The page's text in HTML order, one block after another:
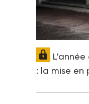
: la mise